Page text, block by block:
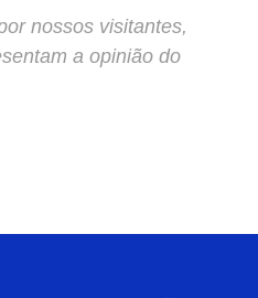
nossos visitantes,
a opinião do